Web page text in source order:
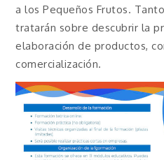
a los Pequeños Frutos.
tratarán sobre descubrir la
elaboración de productos,
comercialización.